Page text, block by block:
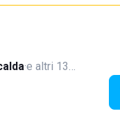
·e altri 13…